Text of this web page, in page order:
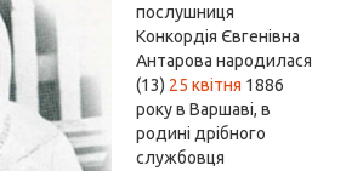
послушниця
Конкордія Євгенівна
Антарова народилася
(13) 25 квітня 1886
року в Варшаві, в
родині дрібного
службовця